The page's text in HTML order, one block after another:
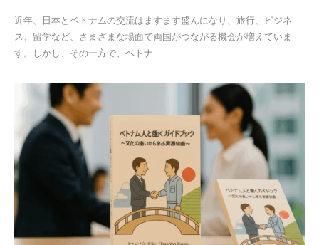
近年、日本とベトナムの交流はますます盛んになり、旅行、ビジネ
ス、留学など、さまざまな場面で両国がつながる機会が増えていま
す。しかし、その一方で、ベトナ…